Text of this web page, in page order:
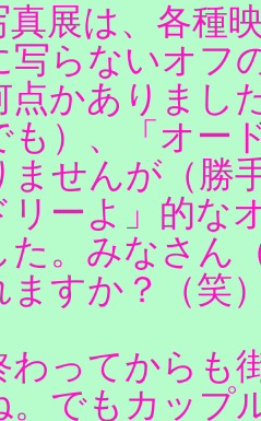
真展は、各種
写らないオフ
点かありまし
も）、「オー
ませんが（勝
リーよ」的な
た。みなさん
ますか？（笑
わってからも
。でもカップ